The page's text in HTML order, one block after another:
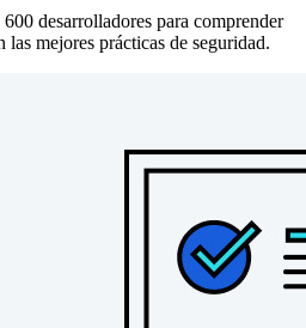
desarrolladores para comprender
mejores prácticas de seguridad.